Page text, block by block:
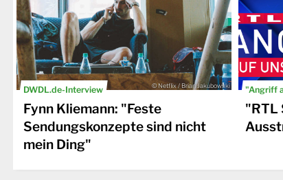
DWDL.de-Interview © Netflix / Brian Jakubowski
Fynn Kliemann: "Feste
Sendungskonzepte sind nicht
mein Ding"
"Angriff
"RTL